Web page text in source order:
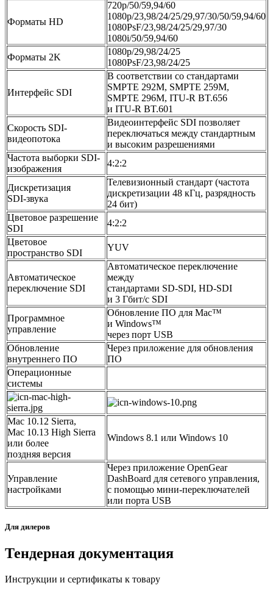
Форматы HD
720p/50/59,94/60
1080p/23,98/24/25/29,97/30/50/59,94/60
1080PsF/23,98/24/25/29,97/30
1080i/50/59,94/60
Форматы 2K
1080p/29,98/24/25
1080PsF/23,98/24/25
Интерфейс SDI
В соответствии со стандартами
SMPTE 292M, SMPTE 259M,
SMPTE 296M, ITU-R BT.656
и ITU-R BT.601
Скорость SDI-
видеопотока
Видеоинтерфейс SDI позволяет
переключаться между стандартным
и высоким разрешениями
Частота выборки SDI-
изображения
4:2:2
Дискретизация
SDI‑звука
Телевизионный стандарт (частота
дискретизации 48 кГц, разрядность
24 бит)
Цветовое разрешение
SDI
4:2:2
Цветовое
пространство SDI
YUV
Автоматическое
переключение SDI
Автоматическое переключение
между
стандартами SD-SDI, HD-SDI
и 3 Гбит/c SDI
Программное
управление
Обновление ПО для Mac™
и Windows™
через порт USB
Обновление
внутреннего ПО
Через приложение для обновления
ПО
Операционные
системы
Mac 10.12 Sierra,
Mac 10.13 High Sierra
или более
поздняя версия
Windows 8.1 или Windows 10
Управление
настройками
Через приложение OpenGear
DashBoard для сетевого управления,
с помощью мини-переключателей
или порта USB
Для дилеров
Тендерная документация
Инструкции и сертификаты к товару